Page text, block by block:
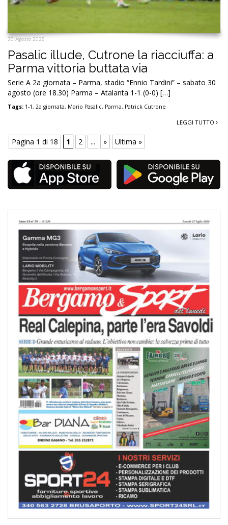
30 Agosto 2025
Pasalic illude, Cutrone la riacciuffa: a
Parma vittoria buttata via
Serie A 2a giornata – Parma, stadio “Ennio Tardini” – sabato 30
agosto (ore 18.30) Parma – Atalanta 1-1 (0-0) […]
Tags: 1-1, 2a giornata, Mario Pasalic, Parma, Patrick Cutrone
LEGGI TUTTO
Pagina 1 di 18 1 2 ... » Ultima »